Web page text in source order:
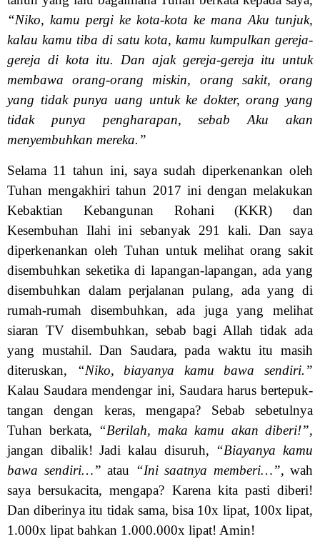
“Niko, kamu pergi ke kota-kota ke mana Aku tunjuk,
kalau kamu tiba di satu kota, kamu kumpulkan gereja-
gereja di kota itu. Dan ajak gereja-gereja itu untuk
membawa orang-orang miskin, orang sakit, orang
yang tidak punya uang untuk ke dokter, orang yang
tidak punya pengharapan, sebab Aku akan
menyembuhkan mereka.”
Selama 11 tahun ini, saya sudah diperkenankan oleh
Tuhan mengakhiri tahun 2017 ini dengan melakukan
Kebaktian Kebangunan Rohani (KKR) dan
Kesembuhan Ilahi ini sebanyak 291 kali. Dan saya
diperkenankan oleh Tuhan untuk melihat orang sakit
disembuhkan seketika di lapangan-lapangan, ada yang
disembuhkan dalam perjalanan pulang, ada yang di
rumah-rumah disembuhkan, ada juga yang melihat
siaran TV disembuhkan, sebab bagi Allah tidak ada
yang mustahil. Dan Saudara, pada waktu itu masih
diteruskan,
“Niko, biayanya kamu bawa sendiri.”
Kalau Saudara mendengar ini, Saudara harus bertepuk-
tangan dengan keras, mengapa? Sebab sebetulnya
Tuhan berkata, “Berilah, maka kamu akan diberi!”,
jangan dibalik! Jadi kalau disuruh, “Biayanya kamu
bawa sendiri…” atau “Ini saatnya memberi…”, wah
saya bersukacita, mengapa? Karena kita pasti diberi!
Dan diberinya itu tidak sama, bisa 10x lipat, 100x lipat,
1.000x lipat bahkan 1.000.000x lipat! Amin!